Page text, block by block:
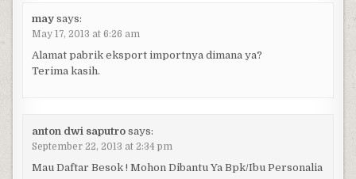
may says:
May 17, 2013 at 6:26 am
Alamat pabrik eksport importnya dimana ya?
Terima kasih.
anton dwi saputro says:
September 22, 2013 at 2:34 pm
Mau Daftar Besok ! Mohon Dibantu Ya Bpk/Ibu Personalia